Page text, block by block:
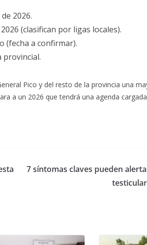
2026.
(clasifican por ligas locales).
(fecha a confirmar).
provincial.
Pico y del resto de la provincia una
a un 2026 que tendrá una agenda
7 síntomas claves pueden